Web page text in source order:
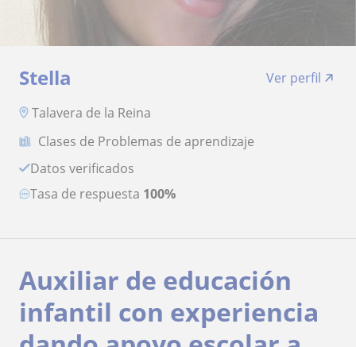
Stella
Ver perfil
Talavera de la Reina
Clases de Problemas de aprendizaje
Datos verificados
Tasa de respuesta 100%
Auxiliar de educación
infantil con experiencia